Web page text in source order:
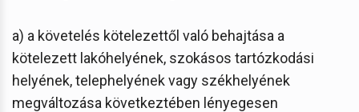
a) a követelés kötelezettől való behajtása a
kötelezett lakóhelyének, szokásos tartózkodási
helyének, telephelyének vagy székhelyének
megváltozása következtében lényegesen